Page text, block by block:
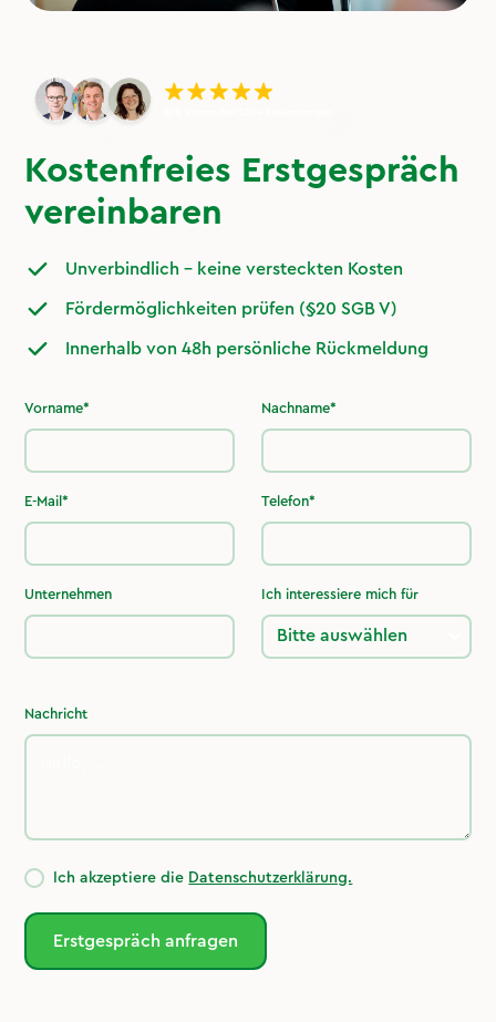
Kostenfreies Erstgespräch
vereinbaren
Unverbindlich – keine versteckten Kosten
Fördermöglichkeiten prüfen (§20 SGB V)
Innerhalb von 48h persönliche Rückmeldung
Vorname* Nachname*
E-Mail* Telefon*
Unternehmen Ich interessiere mich für
Nachricht
Ich akzeptiere die Datenschutzerklärung.